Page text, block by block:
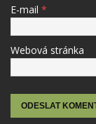
E-mail *
Webová stránka